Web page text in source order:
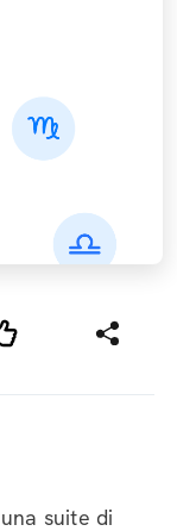
suite di